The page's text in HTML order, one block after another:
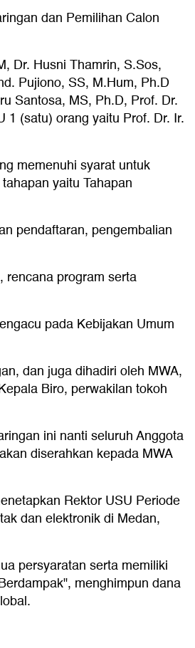
dan Pemilihan Calon
Dr. Husni Thamrin, S.Sos,
Pujiono, SS, M.Hum, Ph.D
Santosa, MS, Ph.D, Prof. Dr.
1 (satu) orang yaitu Prof. Dr. Ir.
memenuhi syarat untuk
yaitu Tahapan
pendaftaran, pengembalian
rencana program serta
pada Kebijakan Umum
dan juga dihadiri oleh MWA,
Biro, perwakilan tokoh
ini nanti seluruh Anggota
diserahkan kepada MWA
Rektor USU Periode
dan elektronik di Medan,
persyaratan serta memiliki
menghimpun dana